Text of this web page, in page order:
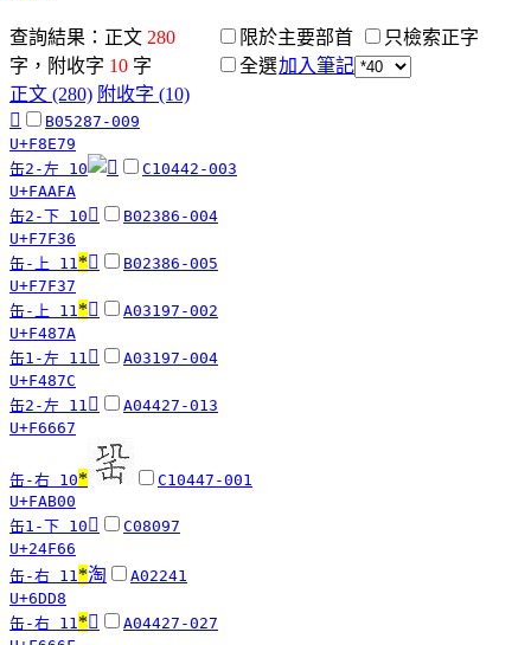
查詢結果：正文 280
字，附收字 10 字
限於主要部首
只檢索正字
全選加入筆記
正文 (280) 附收字 (10)
󸹹
B05287-009
U+F8E79
缶2-左 10
C10442-003
U+FAAFA
缶2-下 10 󷼶
B02386-004
U+F7F36
缶-上 11*󷼷
B02386-005
U+F7F37
缶-上 11*󴡺
A03197-002
U+F487A
缶1-左 11 󴡼
A03197-004
U+F487C
缶2-左 11 󶙧
A04427-013
U+F6667
缶-右 10*
C10447-001
U+FAB00
缶1-下 10 𤽦
C08097
U+24F66
缶-右 11*淘
A02241
U+6DD8
缶-右 11*󶙯
A04427-027